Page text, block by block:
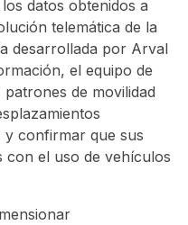
datos obtenidos a
telemática de la
desarrollada por Arval
el equipo de
de movilidad
confirmar que sus
con el uso de vehículos